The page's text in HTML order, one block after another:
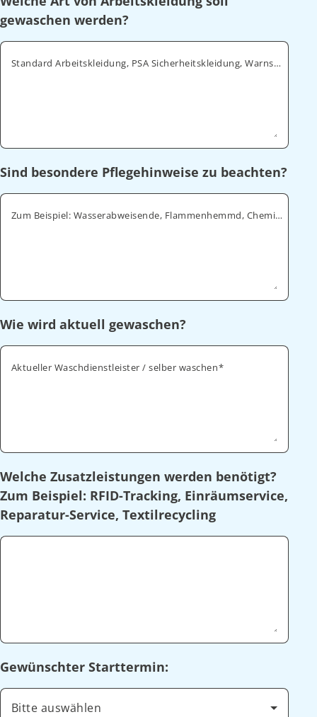
gewaschen werden?
Standard Arbeitskleidung, PSA Sicherheitskleidung, Warnschutz, ESD
Sind besondere Pflegehinweise zu beachten?
Zum Beispiel: Wasserabweisende, Flammenhemmd, Chemikalienabweisende
Wie wird aktuell gewaschen?
Aktueller Waschdienstleister / selber waschen
Welche Zusatzleistungen werden benötigt?
Zum Beispiel: RFID-Tracking, Einräumservice,
Reparatur-Service, Textilrecycling
Gewünschter Starttermin:
Bitte auswählen